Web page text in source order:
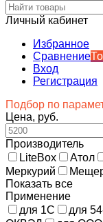
Личный кабинет
Избранное
Сравнение
Вход
Регистрация
Подбор по
Цена, руб.
Производитель
LiteBox
Атол
Меркурий
Показать все
Применение
для 1С
для